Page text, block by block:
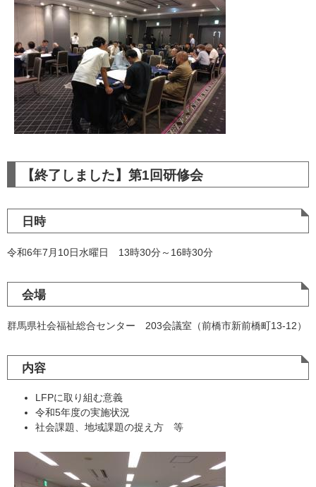
【終了しました】第1回研修会
日時
令和6年7月10日水曜日 13時30分～16時30分
会場
群馬県社会福祉総合センター 203会議室（前橋市新前橋町13-12）
内容
LFPに取り組む意義
令和5年度の実施状況
​社会課題、地域課題の捉え方 等